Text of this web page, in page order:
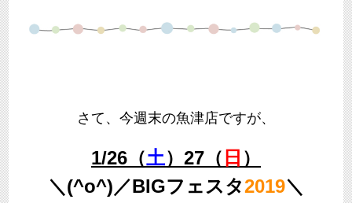
さて、今週末の魚津店ですが、
1/26（土）27（ 日 ）
＼(^o^)／BIGフェスタ2019＼